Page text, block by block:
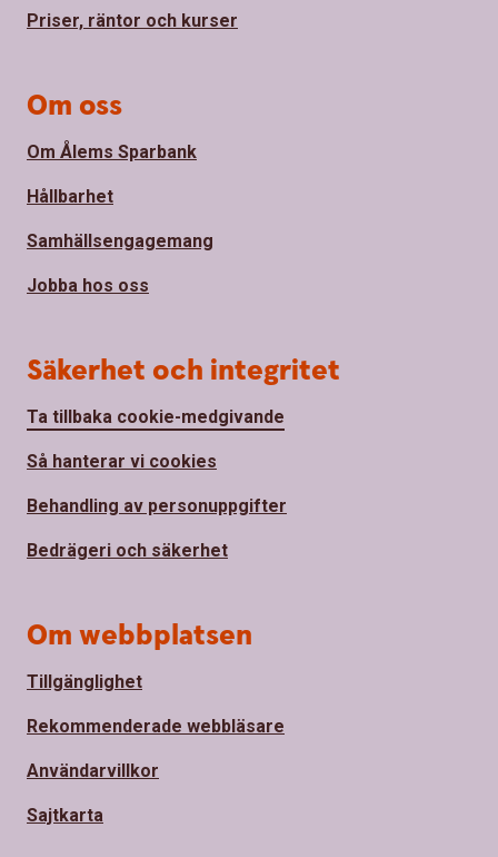
Priser, räntor och kurser
Om oss
Om Ålems Sparbank
Hållbarhet
Samhällsengagemang
Jobba hos oss
Säkerhet och integritet
Ta tillbaka cookie-medgivande
Så hanterar vi cookies
Behandling av personuppgifter
Bedrägeri och säkerhet
Om webbplatsen
Tillgänglighet
Rekommenderade webbläsare
Användarvillkor
Sajtkarta